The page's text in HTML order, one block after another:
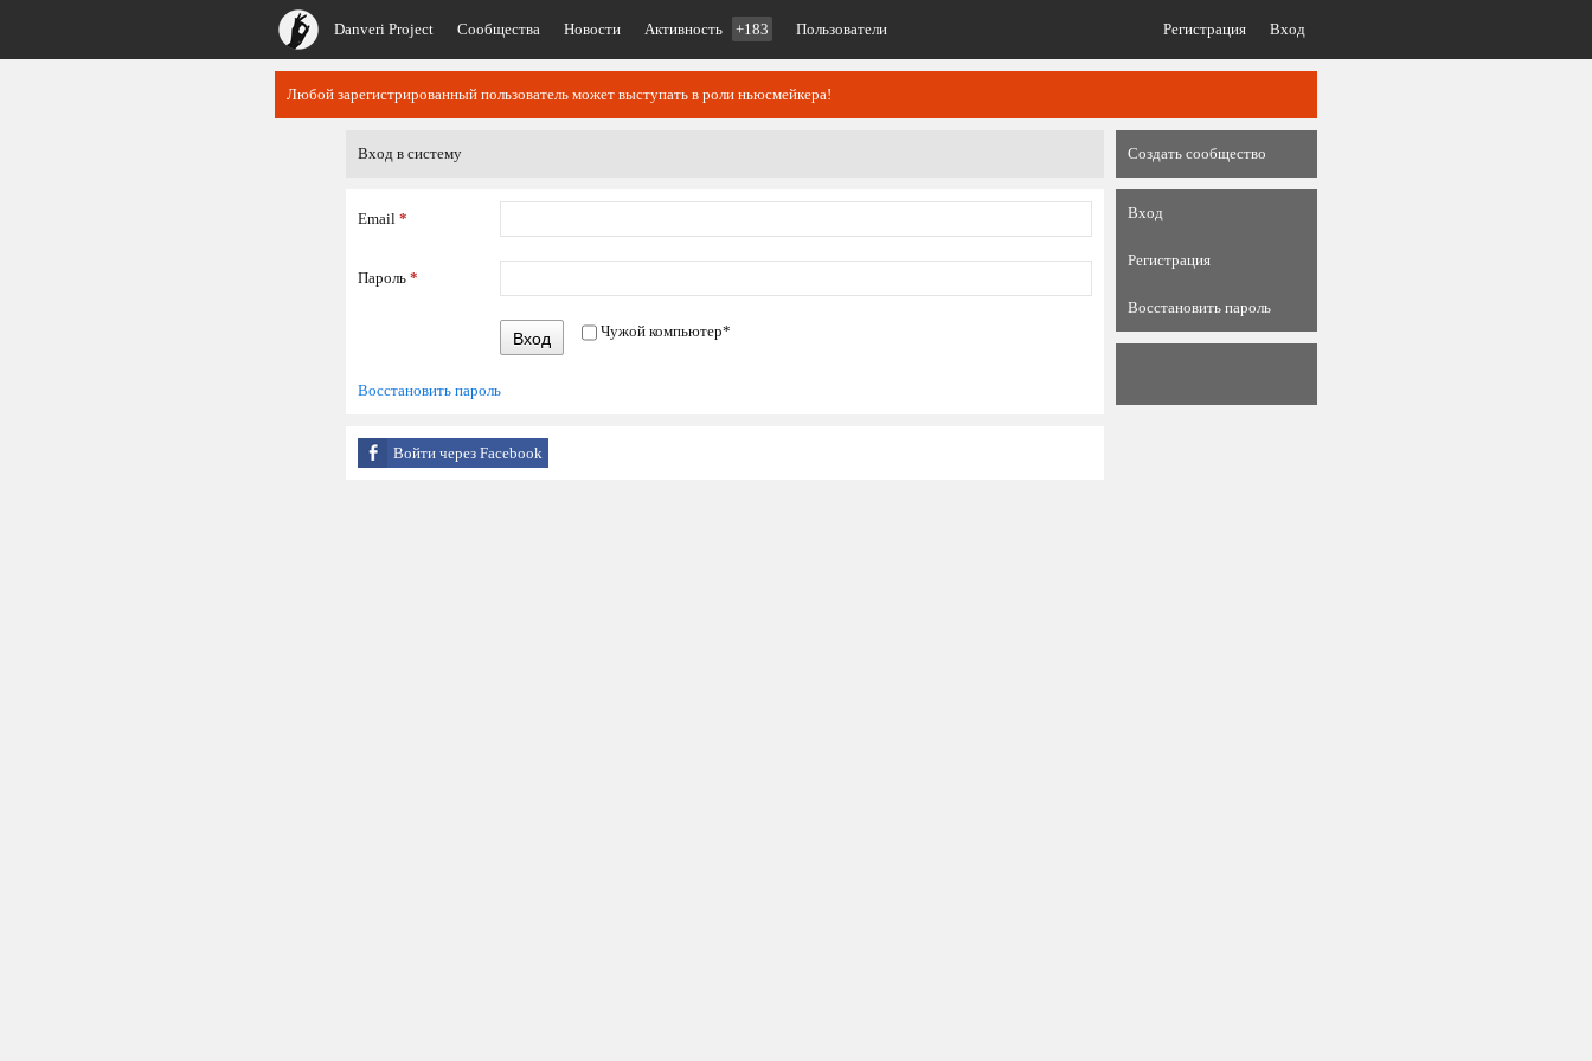
Danveri Project Сообщества Новости Активность +183 Пользователи Регистрация Вход
Любой зарегистрированный пользователь может выступать в роли ньюсмейкера!
Вход в систему
Email *
Пароль *
Вход Чужой компьютер*
Восстановить пароль
Войти через Facebook
Создать сообщество
Вход
Регистрация
Восстановить пароль